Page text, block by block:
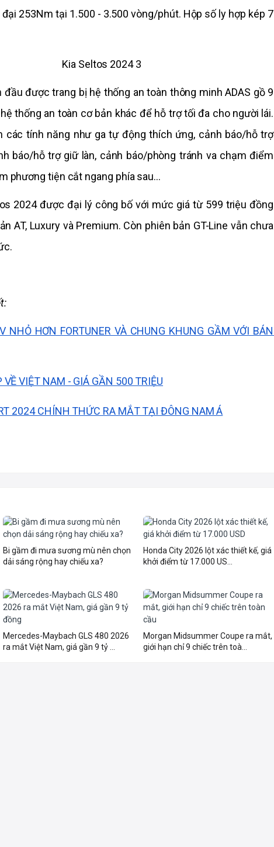
253Nm tại 1.500 - 3.500 vòng/phút. Hộp số ly hợp kép 7
đầu được trang bị hệ thống an toàn thông minh ADAS gồ 9
thống an toàn cơ bản khác để hỗ trợ tối đa cho người lái.
các tính năng như ga tự động thích ứng, cảnh báo/hỗ trợ
báo/hỗ trợ giữ làn, cảnh báo/phòng tránh va chạm điểm
phương tiện cắt ngang phía sau...
2024 được đại lý công bố với mức giá từ 599 triệu đồng
AT, Luxury và Premium. Còn phiên bản GT-Line vẫn chưa
NHỎ HƠN FORTUNER VÀ CHUNG KHUNG GẦM VỚI BÁN
VIỆT NAM - GIÁ GẦN 500 TRIỆU
2024 CHÍNH THỨC RA MẮT TẠI ĐÔNG NAM Á
Bi gầm đi mưa sương mù nên chọn
dải sáng rộng hay chiếu xa?
Honda City 2026 lột xác thiết kế, giá
khởi điểm từ 17.000 US...
Mercedes-Maybach GLS 480 2026
ra mắt Việt Nam, giá gần 9 tỷ ...
Morgan Midsummer Coupe ra mắt,
giới hạn chỉ 9 chiếc trên toà...